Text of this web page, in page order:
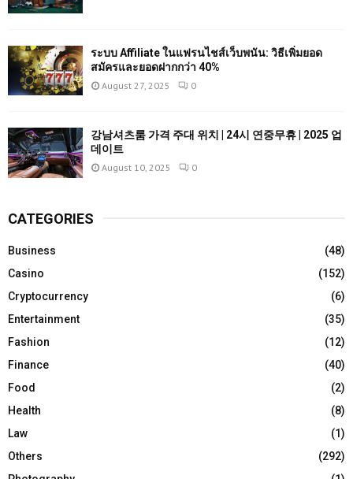
ระบบ Affiliate ในแฟรนไชส์เว็บพนัน: วิธีเพิ่มยอด
สมัครและยอดฝากกว่า 40%
August 27, 2025 0
강남셔츠룸 가격 주대 위치 | 24시 연중무휴 | 2025 업
데이트
August 10, 2025 0
CATEGORIES
Business
(48)
Casino
(152)
Cryptocurrency
(6)
Entertainment
(35)
Fashion
(12)
Finance
(40)
Food
(2)
Health
(8)
Law
(1)
Others
(292)